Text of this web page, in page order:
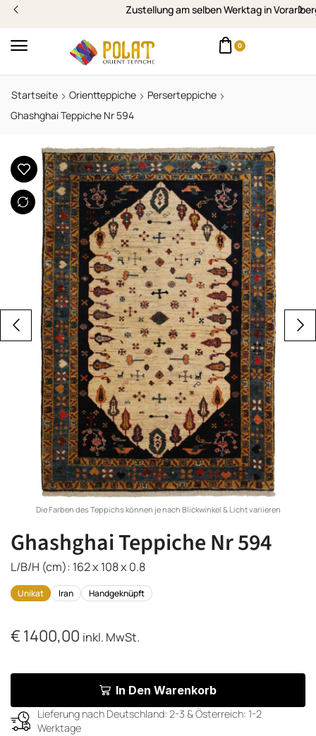
Zustellung am selben Werktag in Vorarlberg
0
Startseite Orientteppiche
Perserteppiche
Ghashghai Teppiche Nr 594
Die Farben des Teppichs können je nach Blickwinkel & Licht variieren
Ghashghai Teppiche Nr 594
L/B/H (cm): 162 x 108 x 0.8
Unikat Iran Handgeknüpft
€1400,00 inkl. MwSt.
In Den Warenkorb
Lieferung nach Deutschland: 2-3 & Österreich: 1-2
Werktage